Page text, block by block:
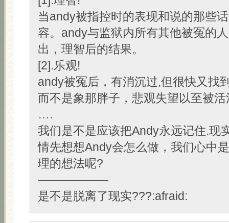
当andy被指控时的表现和说的那些
容。andy与监狱内所有其他被冤的
出，理智后的结果。
[2].乐观!
andy被冤后，有消沉过,但很快又找
而不是象那胖子，悲观失望以至被活
….
我们是不是应该把Andy永远记住.现
情先想想Andy会怎么做，我们心中
理的想法呢?
——————
是不是脱离了现实???:afraid: